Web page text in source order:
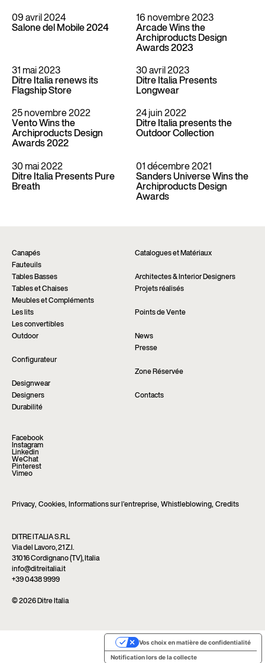
09 avril 2024
Salone del Mobile 2024
16 novembre 2023
Arcade Wins the
Archiproducts Design
Awards 2023
31 mai 2023
Ditre Italia renews its
Flagship Store
30 avril 2023
Ditre Italia Presents
Longwear
25 novembre 2022
Vento Wins the
Archiproducts Design
Awards 2022
24 juin 2022
Ditre Italia presents the
Outdoor Collection
30 mai 2022
Ditre Italia Presents Pure
Breath
01 décembre 2021
Sanders Universe Wins the
Archiproducts Design
Awards
Canapés
Catalogues et Matériaux
Fauteuils
Tables Basses
Architectes & Interior Designers
Tables et Chaises
Projets réalisés
Meubles et Compléments
Les lits
Points de Vente
Les convertibles
Outdoor
News
Presse
Configurateur
Zone Réservée
Designwear
Designers
Contacts
Durabilité
Facebook
Instagram
Linkedin
WeChat
Pinterest
Vimeo
Privacy, Cookies, Informations sur l’entreprise, Whistleblowing, Credits
DITRE ITALIA S.R.L
Via del Lavoro, 21 Z.I.
31016 Cordignano (TV), Italia
info@ditreitalia.it
+39 0438 9999
© 2026 Ditre Italia
Notification lors de la collecte
Vos choix en matière de confidentialité